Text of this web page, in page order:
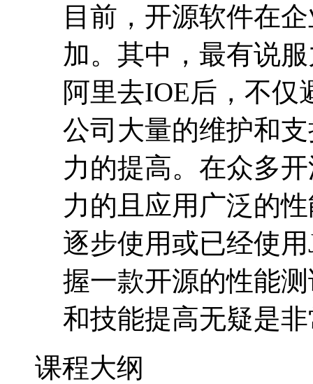
目前，开源软件在
加。其中，最有说
阿里去IOE后，不仅
公司大量的维护和
力的提高。在众多
力的且应用广泛的
逐步使用或已经使
握一款开源的性能
和技能提高无疑是
课程大纲